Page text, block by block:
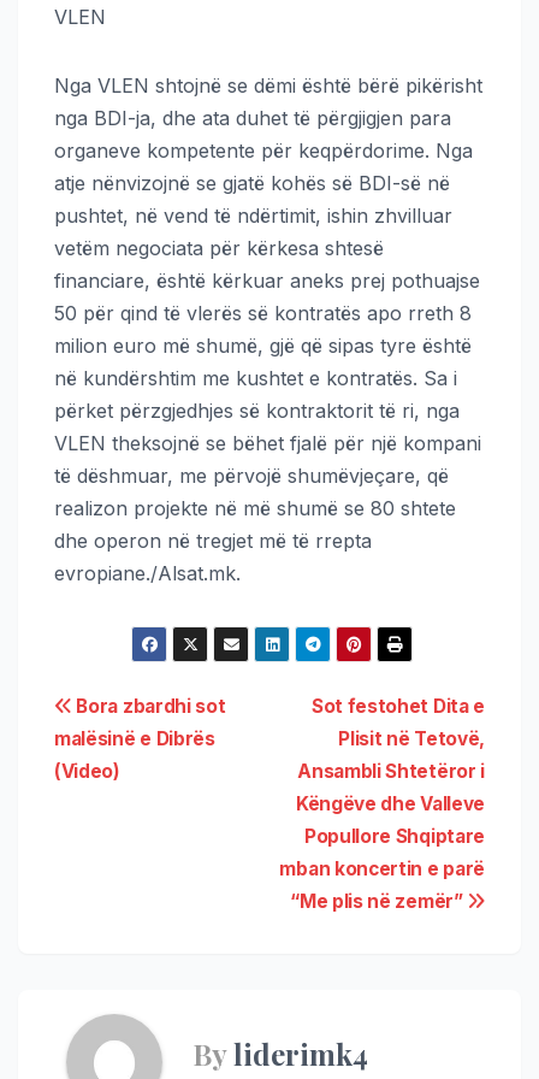
VLEN
Nga VLEN shtojnë se dëmi është bërë pikërisht
nga BDI-ja, dhe ata duhet të përgjigjen para
organeve kompetente për keqpërdorime. Nga
atje nënvizojnë se gjatë kohës së BDI-së në
pushtet, në vend të ndërtimit, ishin zhvilluar
vetëm negociata për kërkesa shtesë
financiare, është kërkuar aneks prej pothuajse
50 për qind të vlerës së kontratës apo rreth 8
milion euro më shumë, gjë që sipas tyre është
në kundërshtim me kushtet e kontratës. Sa i
përket përzgjedhjes së kontraktorit të ri, nga
VLEN theksojnë se bëhet fjalë për një kompani
të dëshmuar, me përvojë shumëvjeçare, që
realizon projekte në më shumë se 80 shtete
dhe operon në tregjet më të rrepta
evropiane./Alsat.mk.
Sot festohet Dita e
Plisit në Tetovë,
Ansambli Shtetëror i
Këngëve dhe Valleve
Popullore Shqiptare
mban koncertin e parë
“Me plis në zemër”
Bora zbardhi sot
malësinë e Dibrës
(Video)
Byliderimk4